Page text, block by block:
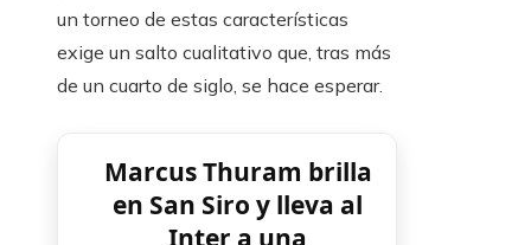
un torneo de estas características
exige un salto cualitativo que, tras más
de un cuarto de siglo, se hace esperar.
Marcus Thuram brilla
en San Siro y lleva al